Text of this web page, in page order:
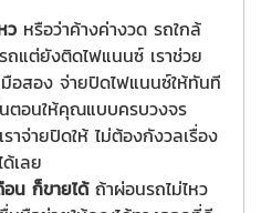
ว หรือว่าค้างค่างวด รถใกล้
แต่ยังติดไฟแนนซ์ เราช่วย
อสอง จ่ายปิดไฟแนนซ์ให้ทันที
ตอนให้คุณแบบครบวงจร
าจ่ายปิดให้ ไม่ต้องกังวลเรื่อง
เลย
อน ก็ขายได้ ถ้าผ่อนรถไม่ไหว